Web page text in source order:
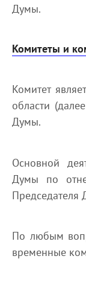
Думы.
Комитеты и
Комитет
области
Думы.
Основной
Думы по
Председателя
По любым
временные